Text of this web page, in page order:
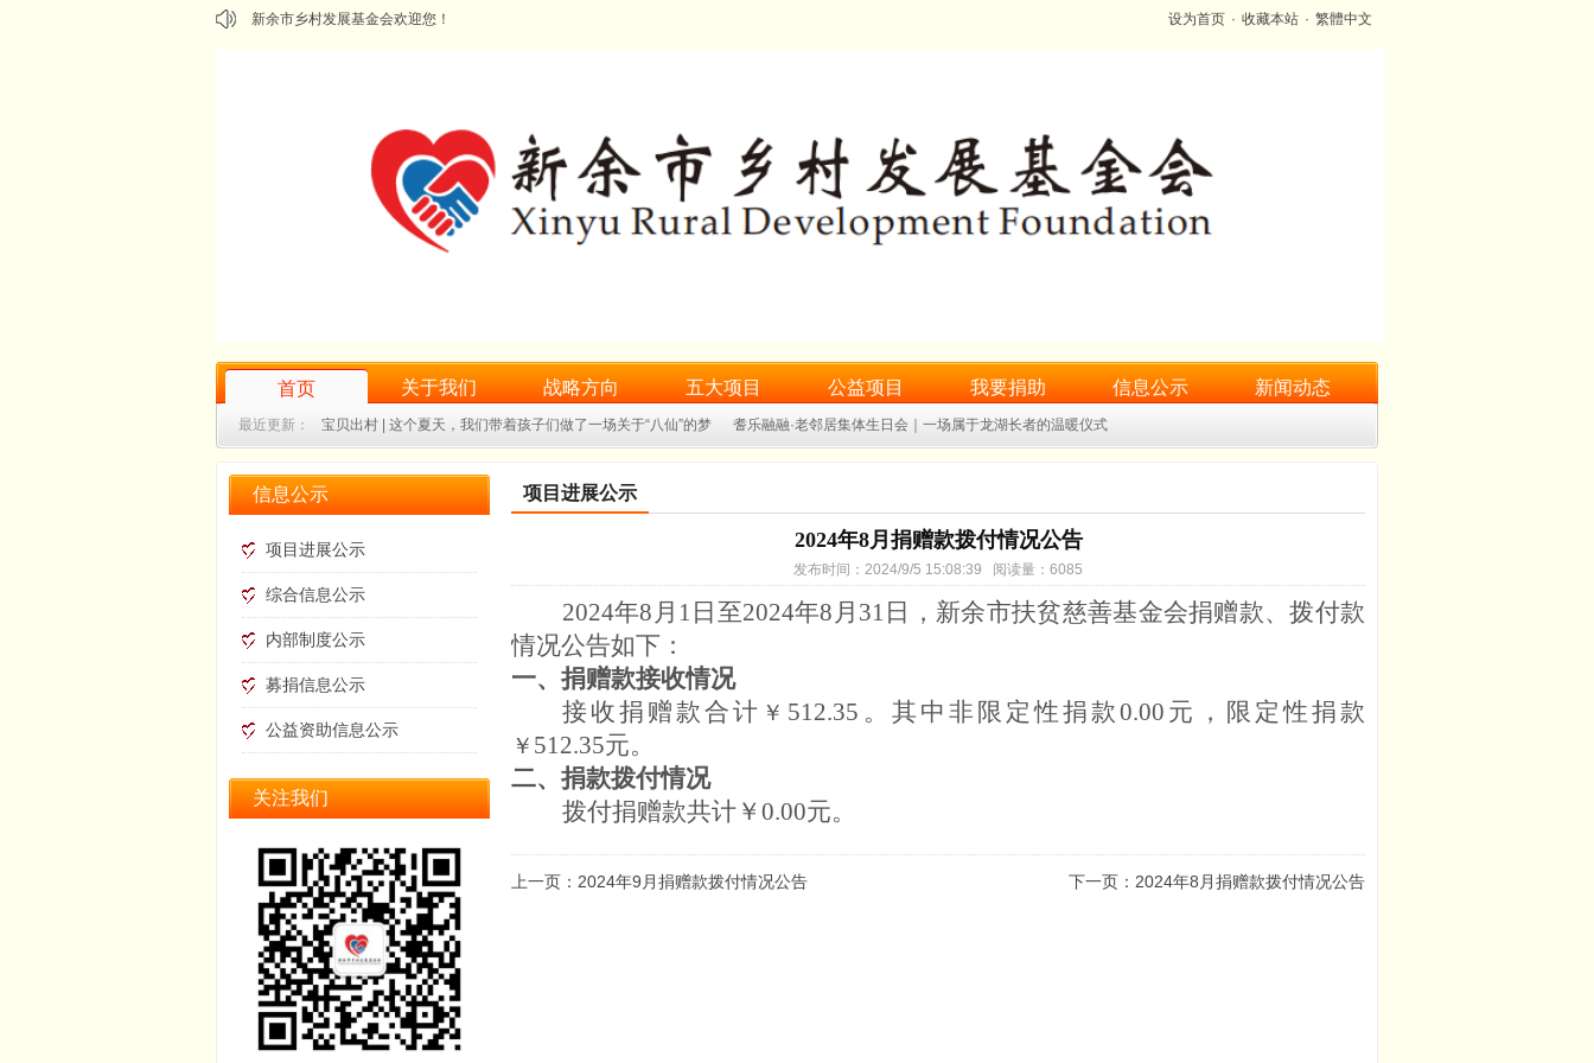
新余市乡村发展基金会欢迎您！ 设为首页 · 收藏本站 · 繁體中文
首页 关于我们 战略方向 五大项目 公益项目 我要捐助 信息公示 新闻动态
最近更新： 宝贝出村 | 这个夏天，我们带着孩子们做了一场关于“八仙”的梦 耆乐融融·老邻居集体生日会｜一场属于龙湖长者的温暖仪式
"耆乐融融·粽享安康"——水北镇老人集体生日会暨端午关爱活动
信息公示
项目进展公示
综合信息公示
内部制度公示
募捐信息公示
公益资助信息公示
关注我们
项目进展公示
2024年8月捐赠款拨付情况公告
发布时间：2024/9/5 15:08:39 阅读量：6085
2024年8 月1日至2024年8 月 31 日，新余市扶贫慈善基金会捐赠款、拨付款
情况公告如下：
一、捐赠款接收情况
接收捐赠款合计 ￥ 512.35 。其中 非 限定性捐款0.00 元 ， 限定性捐款
￥ 512.35元。
二、捐款拨付情况
拨付捐赠款共计￥0.00元。
上一页：2024年9月捐赠款拨付情况公告 下一页：2024年8月捐赠款拨付情况公告